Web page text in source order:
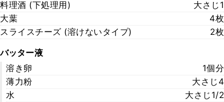
料理酒 (下処理用)
大さじ1
大葉
4枚
スライスチーズ (溶けないタイプ)
2枚
バッター液
溶き卵
1個分
薄力粉
大さじ4
水
大さじ1/2